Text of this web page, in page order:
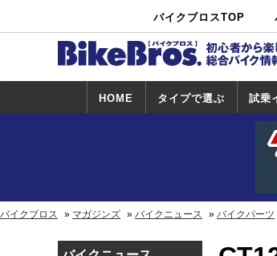
バイクブロスTOP
HOME タイプで選ぶ 試乗
試乗
一覧
ホン
ヤマ
スズ
カワ
ハー
BMW
トラ
ドゥ
バイクブロス マガジンズ バイクニュース バイクパーツ